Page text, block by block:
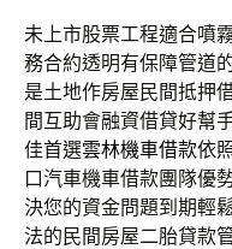
未上市股票工程適合噴
務合約透明有保障管道
是土地作房屋民間抵押
間互助會融資借貸好幫
佳首選雲林機車借款依
口汽車機車借款團隊優
決您的資金問題到期輕
法的民間房屋二胎貸款